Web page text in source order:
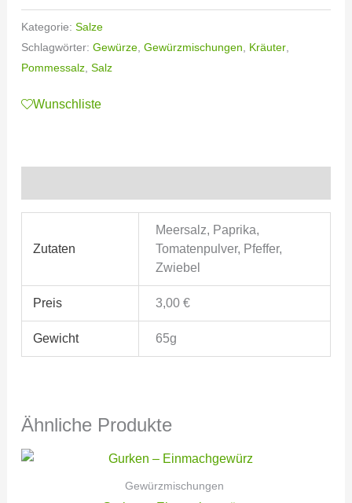
Kategorie: Salze
Schlagwörter: Gewürze, Gewürzmischungen Kräuter,
Pommessalz, Salz
Wunschliste
Zutaten
Meersalz, Paprika,
Tomatenpulver, Pfeffer,
Zwiebel
Preis 3,00 €
Gewicht 65g
Ähnliche Produkte
Gewürzmischungen